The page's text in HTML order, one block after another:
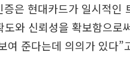
은 현대카드가 일시적인
와 신뢰성을 확보함으로
여 준다는데 의의가 있다”